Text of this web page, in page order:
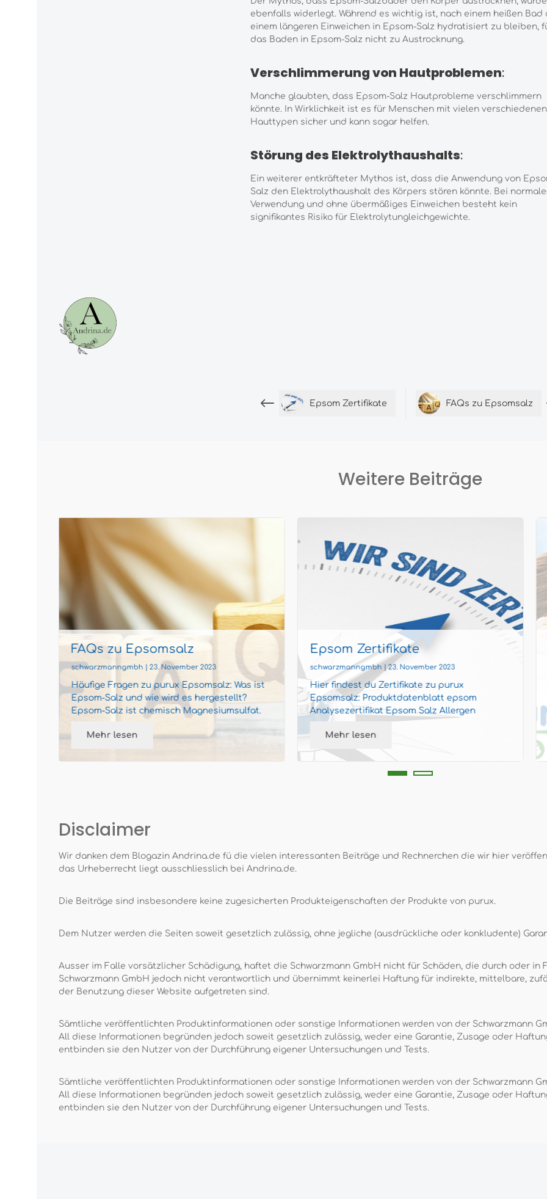
ebenfalls widerlegt. Während es wichtig ist, nach einem heißen Bad
einem längeren Einweichen in Epsom-Salz hydratisiert zu bleiben,
das Baden in Epsom-Salz nicht zu Austrocknung.
Verschlimmerung von Hautproblemen:
Manche glaubten, dass Epsom-Salz Hautprobleme verschlimmern
könnte. In Wirklichkeit ist es für Menschen mit vielen verschiedenen
Hauttypen sicher und kann sogar helfen.
Störung des Elektrolythaushalts:
Ein weiterer entkräfteter Mythos ist, dass die Anwendung von
Salz den Elektrolythaushalt des Körpers stören könnte. Bei
Verwendung und ohne übermäßiges Einweichen besteht kein
signifikantes Risiko für Elektrolytungleichgewichte.
Epsom Zertifikate FAQs zu Epsomsalz
Weitere Beiträge
FAQs zu Epsomsalz
schwarzmanngmbh | 23. November 2023
Häufige Fragen zu purux Epsomsalz: Was ist
Epsom-Salz und wie wird es hergestellt?
Epsom-Salz ist chemisch Magnesiumsulfat.
Es wird aus natürlichen Qu...
Mehr lesen
Epsom Zertifikate
schwarzmanngmbh | 23. November 2023
Hier findest du Zertifikate zu purux
Epsomsalz: Produktdatenblatt epsom
Analysezertifikat Epsom Salz Allergen
Statement Epsom Salz 25 kg Sack
Mehr lesen
Disclaimer
Wir danken dem Blogazin Andrina.de fü die vielen interessanten Beiträge und Rechnerchen die wir hier
das Urheberrecht liegt ausschliesslich bei Andrina.de.
Die Beiträge sind insbesondere keine zugesicherten Produkteigenschaften der Produkte von purux.
Dem Nutzer werden die Seiten soweit gesetzlich zulässig, ohne jegliche (ausdrückliche oder konkludente)
Ausser im Falle vorsätzlicher Schädigung, haftet die Schwarzmann GmbH nicht für Schäden, die durch oder
Schwarzmann GmbH jedoch nicht verantwortlich und übernimmt keinerlei Haftung für indirekte, mittelbare,
der Benutzung dieser Website aufgetreten sind.
Sämtliche veröffentlichten Produktinformationen oder sonstige Informationen werden von der Schwarzmann
All diese Informationen begründen jedoch soweit gesetzlich zulässig, weder eine Garantie, Zusage oder
entbinden sie den Nutzer von der Durchführung eigener Untersuchungen und Tests.
Sämtliche veröffentlichten Produktinformationen oder sonstige Informationen werden von der Schwarzmann
All diese Informationen begründen jedoch soweit gesetzlich zulässig, weder eine Garantie, Zusage oder
entbinden sie den Nutzer von der Durchführung eigener Untersuchungen und Tests.